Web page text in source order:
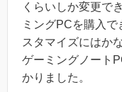
くらいしか変更で
ミングPCを購入
スタマイズにはか
ゲーミングノート
かりました。